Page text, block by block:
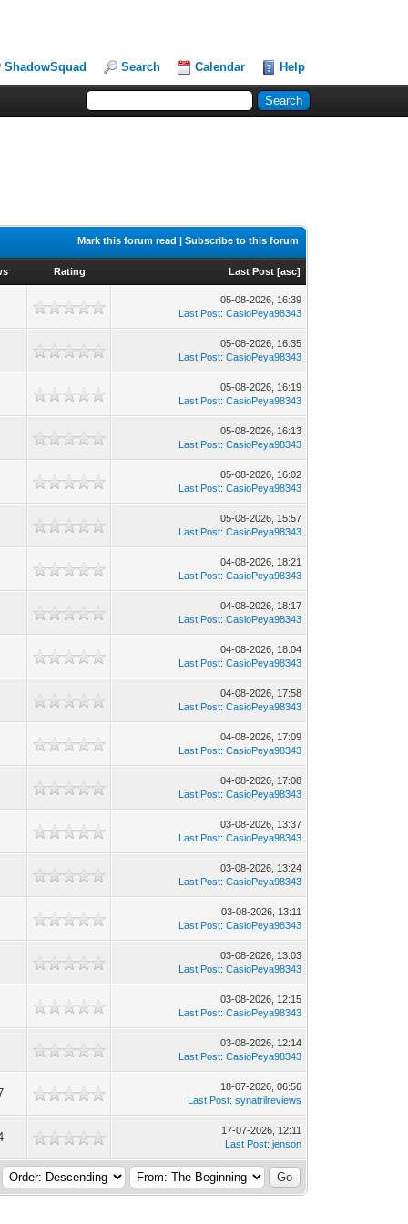
ShadowSquad Search Calendar Help
Mark this forum read |Subscribe to this forum
Rating Last Post [asc]
05-08-2026, 16:39
Last Post:CasioPeya98343
05-08-2026, 16:35
Last Post:CasioPeya98343
05-08-2026, 16:19
Last Post:CasioPeya98343
05-08-2026, 16:13
Last Post:CasioPeya98343
05-08-2026, 16:02
Last Post:CasioPeya98343
05-08-2026, 15:57
Last Post:CasioPeya98343
04-08-2026, 18:21
Last Post:CasioPeya98343
04-08-2026, 18:17
Last Post:CasioPeya98343
04-08-2026, 18:04
Last Post:CasioPeya98343
04-08-2026, 17:58
Last Post:CasioPeya98343
04-08-2026, 17:09
Last Post:CasioPeya98343
04-08-2026, 17:08
Last Post:CasioPeya98343
03-08-2026, 13:37
Last Post:CasioPeya98343
03-08-2026, 13:24
Last Post:CasioPeya98343
03-08-2026, 13:11
Last Post:CasioPeya98343
03-08-2026, 13:03
Last Post:CasioPeya98343
03-08-2026, 12:15
Last Post:CasioPeya98343
03-08-2026, 12:14
Last Post:CasioPeya98343
18-07-2026, 06:56
Last Post:synatrilreviews
17-07-2026, 12:11
Last Post:jenson